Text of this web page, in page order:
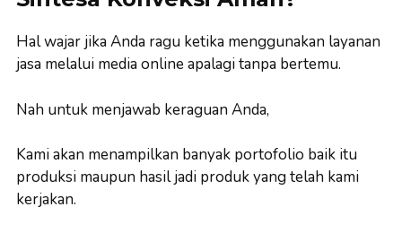
Hal wajar jika Anda ragu ketika menggunakan layanan
jasa melalui media online apalagi tanpa bertemu.
Nah untuk menjawab keraguan Anda,
Kami akan menampilkan banyak portofolio baik itu
produksi maupun hasil jadi produk yang telah kami
kerjakan.